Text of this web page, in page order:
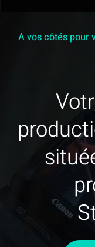
A vos côtés pour